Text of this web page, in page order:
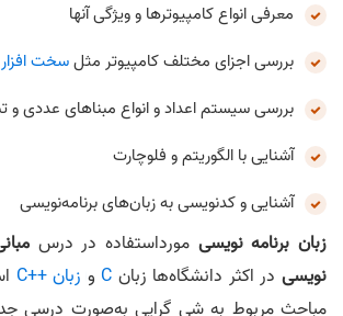
معرفی انواع کامپیوترها و ویژگی آنها
بررسی اجزای مختلف کامپیوتر مثلسخت افزار
بررسی سیستم اعداد و انواع مبناهای عددی و
آشنایی با الگوریتم و فلوچارت
آشنایی و کدنویسی به زبان‌های برنامه‌نویسی
زبان برنامه‌ نویسی مورداستفاده در درس
نویسیدر اکثر دانشگاه‌ها زبان C و زبان C++‎